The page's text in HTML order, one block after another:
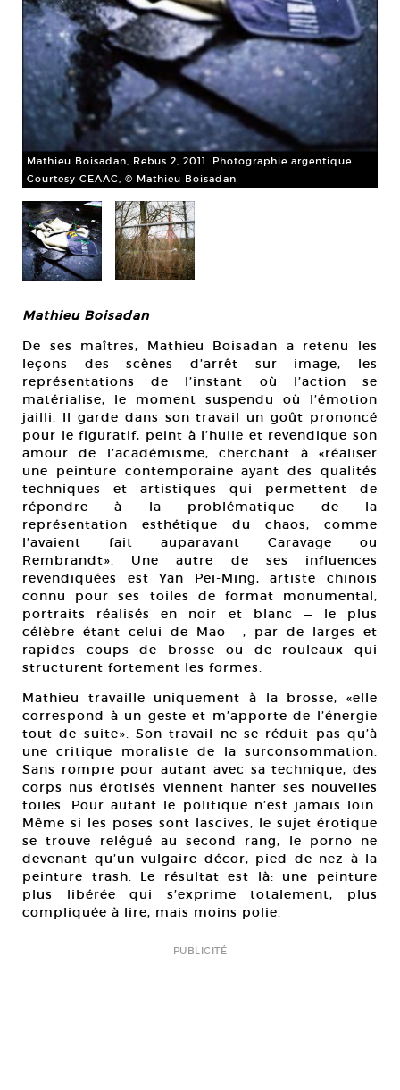
Mathieu Boisadan, Rebus 2, 2011. Photographie argentique.
Courtesy CEAAC, © Mathieu Boisadan
Mathieu Boisadan
De ses maîtres, Mathieu Boisadan a retenu les
leçons des scènes d’arrêt sur image, les
représentations de l’instant où l’action se
matérialise, le moment suspendu où l’émotion
jailli. Il garde dans son travail un goût prononcé
pour le figuratif, peint à l’huile et revendique son
amour de l’académisme, cherchant à «réaliser
une peinture contemporaine ayant des qualités
techniques et artistiques qui permettent de
répondre à la problématique de la
représentation esthétique du chaos, comme
l’avaient fait auparavant Caravage ou
Rembrandt». Une autre de ses influences
revendiquées est Yan Pei-Ming, artiste chinois
connu pour ses toiles de format monumental,
portraits réalisés en noir et blanc — le plus
célèbre étant celui de Mao —, par de larges et
rapides coups de brosse ou de rouleaux qui
structurent fortement les formes.
Mathieu travaille uniquement à la brosse, «elle
correspond à un geste et m’apporte de l’énergie
tout de suite». Son travail ne se réduit pas qu’à
une critique moraliste de la surconsommation.
Sans rompre pour autant avec sa technique, des
corps nus érotisés viennent hanter ses nouvelles
toiles. Pour autant le politique n’est jamais loin.
Même si les poses sont lascives, le sujet érotique
se trouve relégué au second rang, le porno ne
devenant qu’un vulgaire décor, pied de nez à la
peinture trash. Le résultat est là: une peinture
plus libérée qui s’exprime totalement, plus
compliquée à lire, mais moins polie.
PUBLICITÉ